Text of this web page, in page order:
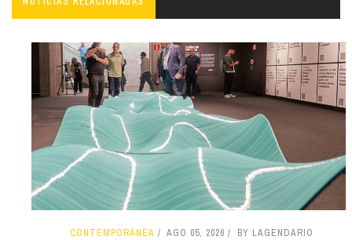
CONTEMPORÁNEA AGO 05, 2026 BY LAGENDARIO